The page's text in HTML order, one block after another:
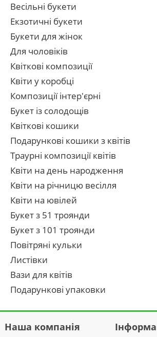
Весільні букети
Екзотичні букети
Букети для жінок
Для чоловіків
Квіткові композиції
Квіти у коробці
Композиції інтер'єрні
Букет із солодощів
Квіткові кошики
Подарункові кошики з квітів
Траурні композиції квітів
Квіти на день народження
Квіти на річницю весілля
Квіти на ювілей
Букет з 51 троянди
Букет з 101 троянди
Повітряні кульки
Листівки
Вази для квітів
Подарункові упаковки
Наша компанія